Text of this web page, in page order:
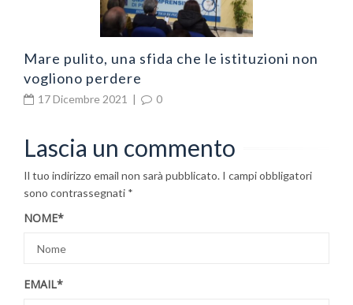
Mare pulito, una sfida che le istituzioni non
vogliono perdere
17 Dicembre 2021 | 0
Lascia un commento
Il tuo indirizzo email non sarà pubblicato. I campi obbligatori
sono contrassegnati *
NOME*
EMAIL*